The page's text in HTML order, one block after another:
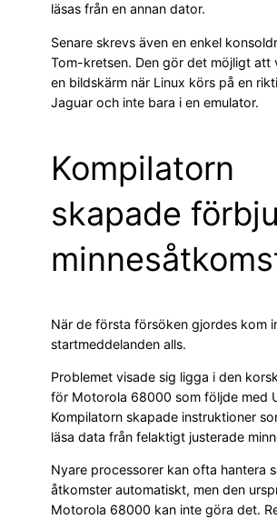
läsas från en annan dator.
Senare skrevs även en enkel
Tom-kretsen. Den gör det möjligt att
en bildskärm när Linux körs på en
Jaguar och inte bara i en emulator.
Kompilatorn
skapade
När de första försöken gjordes kom
startmeddelanden alls.
Problemet visade sig ligga i den
för Motorola 68000 som följde med
Kompilatorn skapade instruktioner
läsa data från felaktigt justerade
Nyare processorer kan ofta hantera
åtkomster automatiskt, men den
Motorola 68000 kan inte göra det.